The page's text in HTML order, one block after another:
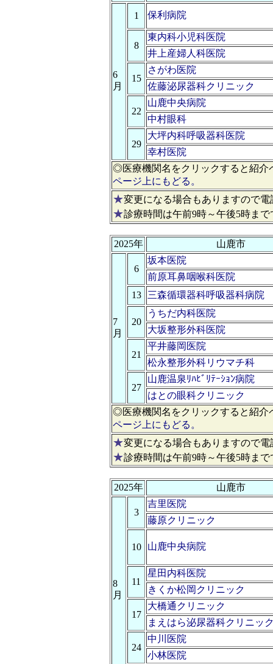
6
月
1 保利病院
8
東内科小児科医院
井上産婦人科医院
15
さがわ医院
佐藤泌尿器科クリニック
22
山鹿中央病院
中村眼科
29
大坪内科呼吸器科医院
幸村医院
◎医療機関名をクリックすると紹介
ページ上にもどる。
★変更になる場合もありますので
★診療時間は午前9時～午後5時まで
2025年 山鹿市
7
月
6
坂本医院
前原耳鼻咽喉科医院
13
三森循環器科呼吸器科病院
20
うちだ内科医院
大坂整形外科医院
21
平井藤岡医院
松永整形外科リウマチ科
27
山鹿温泉ﾘﾊﾋﾞﾘﾃｰｼｮﾝ病院
はとの眼科クリニック
◎医療機関名をクリックすると紹介
ページ上にもどる。
★変更になる場合もありますので
★診療時間は午前9時～午後5時まで
2025年 山鹿市
8
月
3
吉里医院
藤原クリニック
10 山鹿中央病院
11
星田内科医院
きくか松岡クリニック
17
大橋通クリニック
まえはら泌尿器科クリニッ
24
中川医院
小林医院